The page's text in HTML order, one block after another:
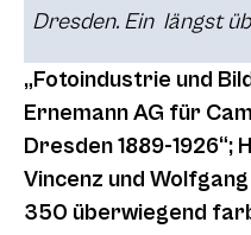
Dresden. Ein längst
„Fotoindustrie und
Ernemann AG für
Dresden 1889-
Vincenz und
350 überwiegend